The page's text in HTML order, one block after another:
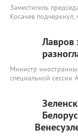
Заместитель
Косачев
Лавров
Министр
специальной сессии